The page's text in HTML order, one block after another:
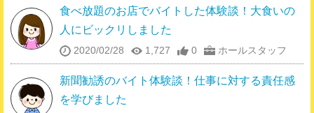
食べ放題のお店でバイトした体験談！大食いの
人にビックリしました
2020/02/28 1,727 0 ホールスタッフ
新聞勧誘のバイト体験談！仕事に対する責任感
を学びました